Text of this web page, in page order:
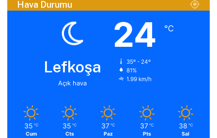
Hava Durumu
Lefkoşa
Açık hava
24 ℃
35º - 24º
81%
1.99 km/h
35 ℃
Cum
35 ℃
Cts
37 ℃
Paz
37 ℃
Pts
38 ℃
Sal